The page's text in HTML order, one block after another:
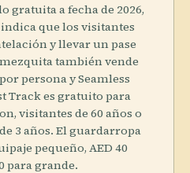
gratuita a fecha de 2026,
que los visitantes
y llevar un pase
también vende
persona y Seamless
Track es gratuito para
visitantes de 60 años o
3 años. El guardarropa
pequeño, AED 40
para grande.